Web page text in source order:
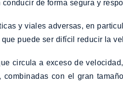
conducir de forma segura y
y viales adversas, en
que puede ser difícil reducir la
circula a exceso de
combinadas con el gran